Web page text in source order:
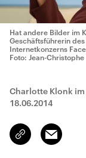
Hat andere Bilder im
Geschäftsführerin
Internetkonzerns
Foto: Jean-Christophe
Charlotte Klonk
18.06.2014
Link
kopieren/teilen
Email